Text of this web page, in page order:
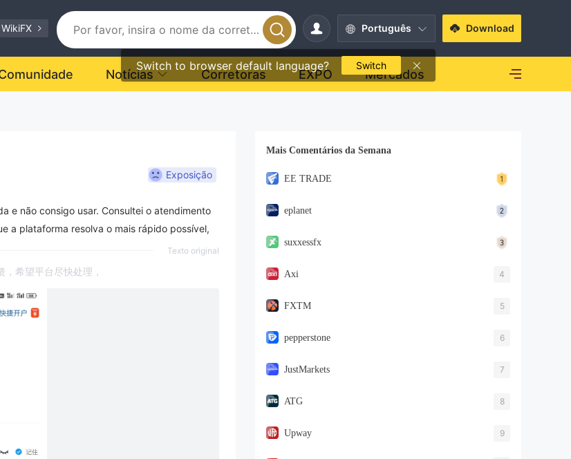
WikiFX Português
Switch to browser default language? Switch
Download
Notícias Corretoras EXPO Mercados
Exposição
e não consigo usar. Consultei o atendimento
a plataforma resolva o mais rápido possível,
Texto original
希望平台尽快处理，
Mais Comentários da Semana
EE TRADE
eplanet
suxxessfx
Axi 4
FXTM 5
pepperstone 6
JustMarkets 7
ATG 8
Upway 9